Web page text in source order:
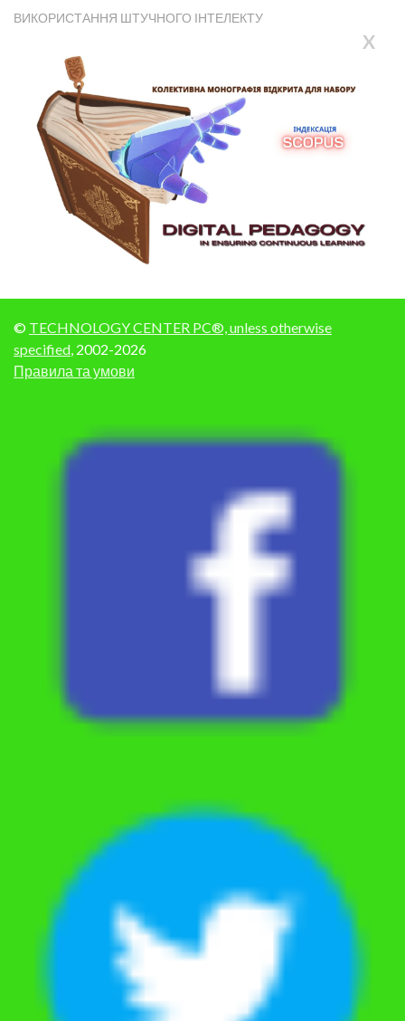
ВИКОРИСТАННЯ ШТУЧНОГО ІНТЕЛЕКТУ
X
© TECHNOLOGY CENTER PC®, unless otherwise
specified, 2002-2026
Правила та умови